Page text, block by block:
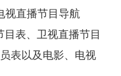
视直播节目导航
目表、卫视直播节目
表以及电影、电视